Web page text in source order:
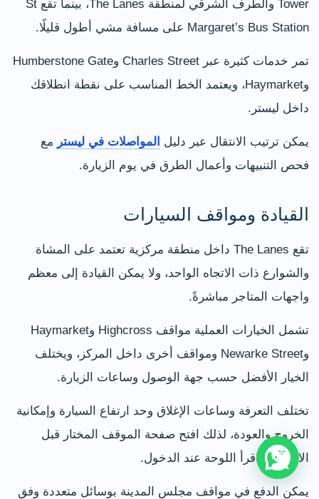
Tower والطرف الشرقي لمنطقة The Lanes، بينما تقع St
Margaret’s Bus Station على مسافة مشي أطول قليلًا.
تمر خدمات كثيرة عبر Charles Street وHumberstone Gate
وHaymarket، ويعتمد الخط المناسب على نقطة انطلاقك
داخل ليستر.
يمكن ترتيب الانتقال عبر دليل المواصلات في ليستر مع
فحص التنبيهات وأعمال الطرق في يوم الزيارة.
القيادة ومواقف السيارات
تقع The Lanes داخل منطقة مركزية تعتمد على المشاة
والشوارع ذات الاتجاه الواحد، ولا يمكن القيادة إلى معظم
واجهات المتاجر مباشرةً.
تشمل الخيارات العملية مواقف Highcross وHaymarket
وNewarke Street ومواقف أخرى داخل المركز، ويختلف
الخيار الأفضل حسب جهة الوصول وساعات الزيارة.
تختلف التعرفة وساعات الإغلاق وحد ارتفاع السيارة وإمكانية
الخروج والعودة، لذلك افتح صفحة الموقف المختار قبل
الانطلاق واقرأ اللوحة عند الدخول.
يمكن الدفع في مواقف مجلس المدينة بوسائل متعددة وفق